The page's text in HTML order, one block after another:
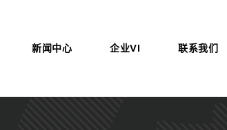
新闻中心 企业VI 联系我们